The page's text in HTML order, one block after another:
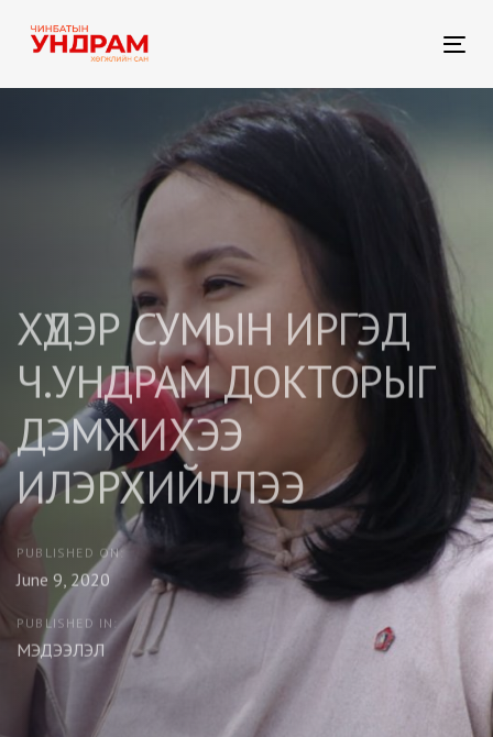
links
ХҮДЭР СУМЫН ИРГЭД
Ч.УНДРАМ ДОКТОРЫГ
ДЭМЖИХЭЭ
ИЛЭРХИЙЛЛЭЭ
PUBLISHED ON:
June 9, 2020
PUBLISHED IN:
МЭДЭЭЛЭЛ